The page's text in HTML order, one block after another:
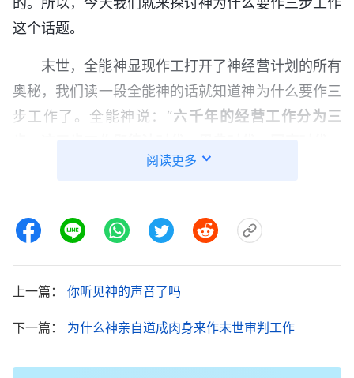
这个话题。
末世，全能神显现作工打开了神经营计划的所有
奥秘，我们读一段全能神的话就知道神为什么要作三
步工作了。全能神说：“六千年的经营工作分为三
这三步工作都是为了拯救全人类，也就是拯救经撒但
工作分三步，与撒但的争战也就分三步，这两方面工
作是同时进行的。其实，与撒但的争战就是为了拯救
人，因着拯救人不是一步工作即可成功的事，所以，
与撒但的争战也就分阶段、分时期来作，按着人类的
需要、按着撒但败坏人的程度来与撒但展开争战。
三个步骤就彻底把撒但打败了，但与撒但争战的全部
阅读更多
上一篇： 你听见神的声音了吗
下一篇： 为什么神亲自道成肉身来作末世审判工作